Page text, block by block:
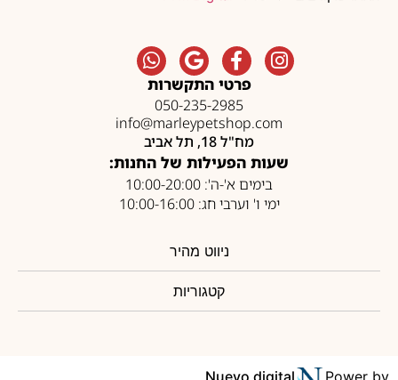
פרטי התקשרות
050-235-2985
info@marleypetshop.com
מח"ל 18, תל אביב
שעות הפעילות של החנות:
בימים א'-ה': 10:00-20:00
ימי ו' וערבי חג: 10:00-16:00
ניווט מהיר
קטגוריות